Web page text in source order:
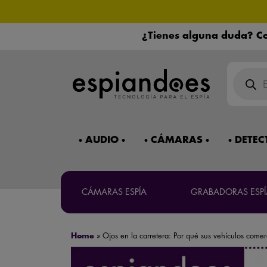
¿Tienes alguna duda?
AUDIO CÁMARAS
CÁMARAS ESPÍA GRABADORAS
Home »Ojos en la carretera: Por qué sus vehículos
Máxima